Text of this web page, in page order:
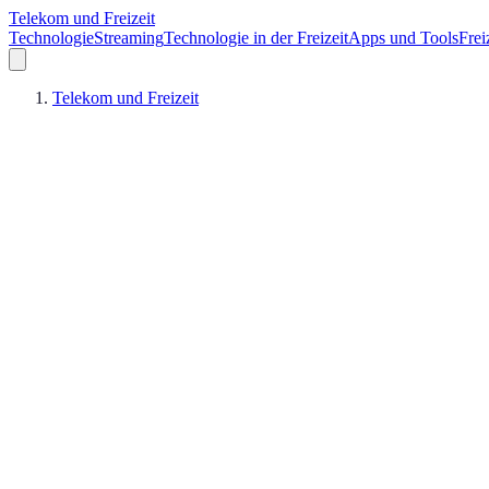
Telekom und Freizeit
TechnologieStreamingTechnologie in der FreizeitApps und Tools
Telekom und Freizeit